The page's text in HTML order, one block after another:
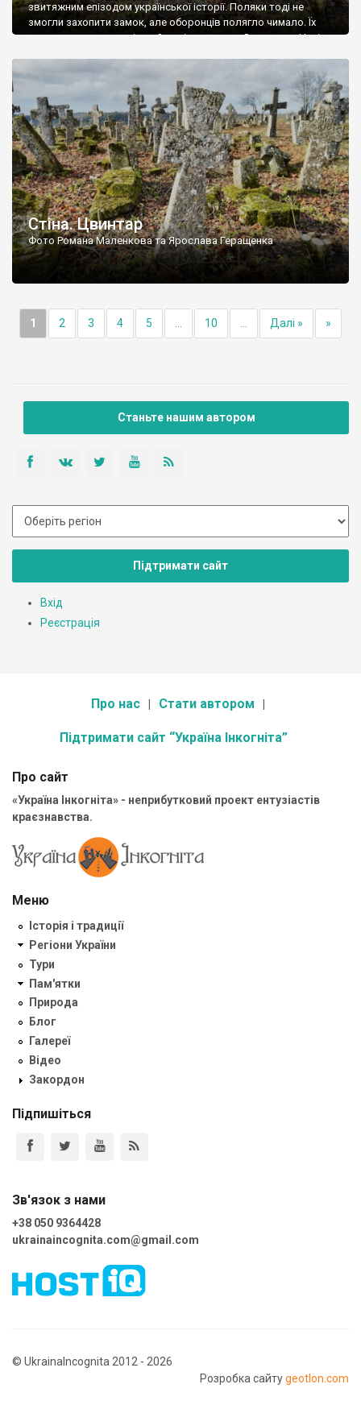
звитяжним епізодом української історії. Поляки тоді не
змогли захопити замок, але оборонців полягло чимало. Їх
поховали на цвинтарі, який тоді називався Замковим. Нині на
ньому чимало хрестів 19 століття, є такі, де епітафії стер […]
Стіна. Цвинтар
Фото Романа Маленкова та Ярослава Геращенка
1 2 3 4 5 10 Далі » »
Станьте нашим автором
Підтримати сайт
Вхід
Реєстрація
Про нас Стати автором
Підтримати сайт “Україна Інкогніта”
Про сайт
«Україна Інкогніта» - неприбутковий проект ентузіастів
краєзнавства.
Меню
Історія і традиції
Регіони України
Тури
Пам'ятки
Природа
Блог
Галереї
Відео
Закордон
Підпишіться
Зв'язок з нами
+38 050 9364428
ukrainaincognita.com@gmail.com
© UkrainaIncognita 2012 - 2026
Розробка сайтуgeotlon.com